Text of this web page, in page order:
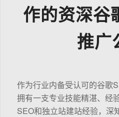
作的资深谷
推广
作为行业内备受认可的谷歌
拥有一支专业技能精湛、经
SEO和独立站建站经验，深